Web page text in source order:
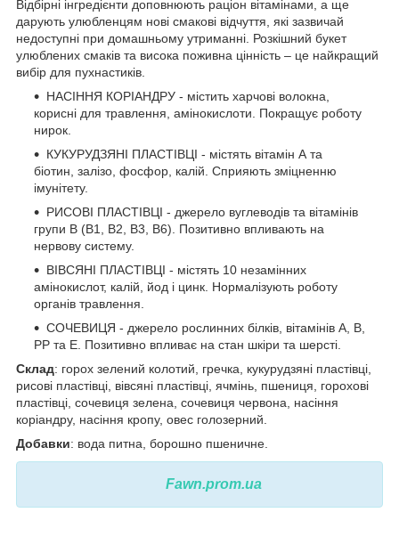
Відбірні інгредієнти доповнюють раціон вітамінами, а ще
дарують улюбленцям нові смакові відчуття, які зазвичай
недоступні при домашньому утриманні. Розкішний букет
улюблених смаків та висока поживна цінність – це найкращий
вибір для пухнастиків.
НАСІННЯ КОРІАНДРУ - містить харчові волокна,
корисні для травлення, амінокислоти. Покращує роботу
нирок.
КУКУРУДЗЯНІ ПЛАСТІВЦІ - містять вітамін А та
біотин, залізо, фосфор, калій. Сприяють зміцненню
імунітету.
РИСОВІ ПЛАСТІВЦІ - джерело вуглеводів та вітамінів
групи В (В1, В2, В3, В6). Позитивно впливають на
нервову систему.
ВІВСЯНІ ПЛАСТІВЦІ - містять 10 незамінних
амінокислот, калій, йод і цинк. Нормалізують роботу
органів травлення.
СОЧЕВИЦЯ - джерело рослинних білків, вітамінів А, В,
РР та Е. Позитивно впливає на стан шкіри та шерсті.
Склад: горох зелений колотий, гречка, кукурудзяні пластівці,
рисові пластівці, вівсяні пластівці, ячмінь, пшениця, горохові
пластівці, сочевиця зелена, сочевиця червона, насіння
коріандру, насіння кропу, овес голозерний.
Добавки: вода питна, борошно пшеничне.
Fawn.prom.ua